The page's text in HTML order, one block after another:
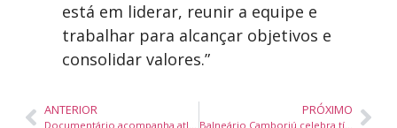
está em liderar, reunir a equipe e
trabalhar para alcançar objetivos e
consolidar valores.”
ANTERIOR PRÓXIMO
Balneário Camboriú celebra título de Guilherme Orenhas no Meeting de Atletismo em Barcelona